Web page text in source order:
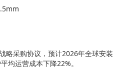
略采购协议，预计2026年全球安装
均运营成本下降22%。